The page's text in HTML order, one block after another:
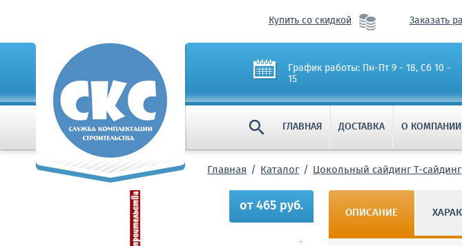
Купить со скидкой Заказать
График работы: Пн-Пт 9 - 18, Сб 10 -
15
 ГЛАВНАЯ ДОСТАВКА О КОМПАНИИ
Главная Каталог Цокольный сайдинг Т-сайдинг
от 465 руб. ОПИСАНИЕ